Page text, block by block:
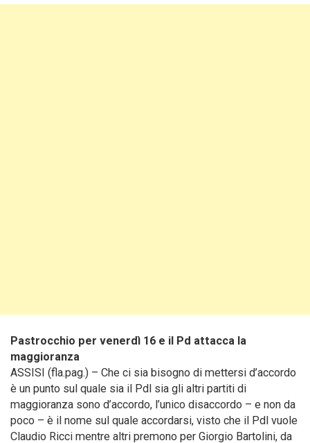
Pastrocchio per venerdì 16 e il Pd attacca la
maggioranza
ASSISI (fla.pag.) – Che ci sia bisogno di mettersi d’accordo
è un punto sul quale sia il Pdl sia gli altri partiti di
maggioranza sono d’accordo, l’unico disaccordo – e non da
poco – è il nome sul quale accordarsi, visto che il Pdl vuole
Claudio Ricci mentre altri premono per Giorgio Bartolini, da